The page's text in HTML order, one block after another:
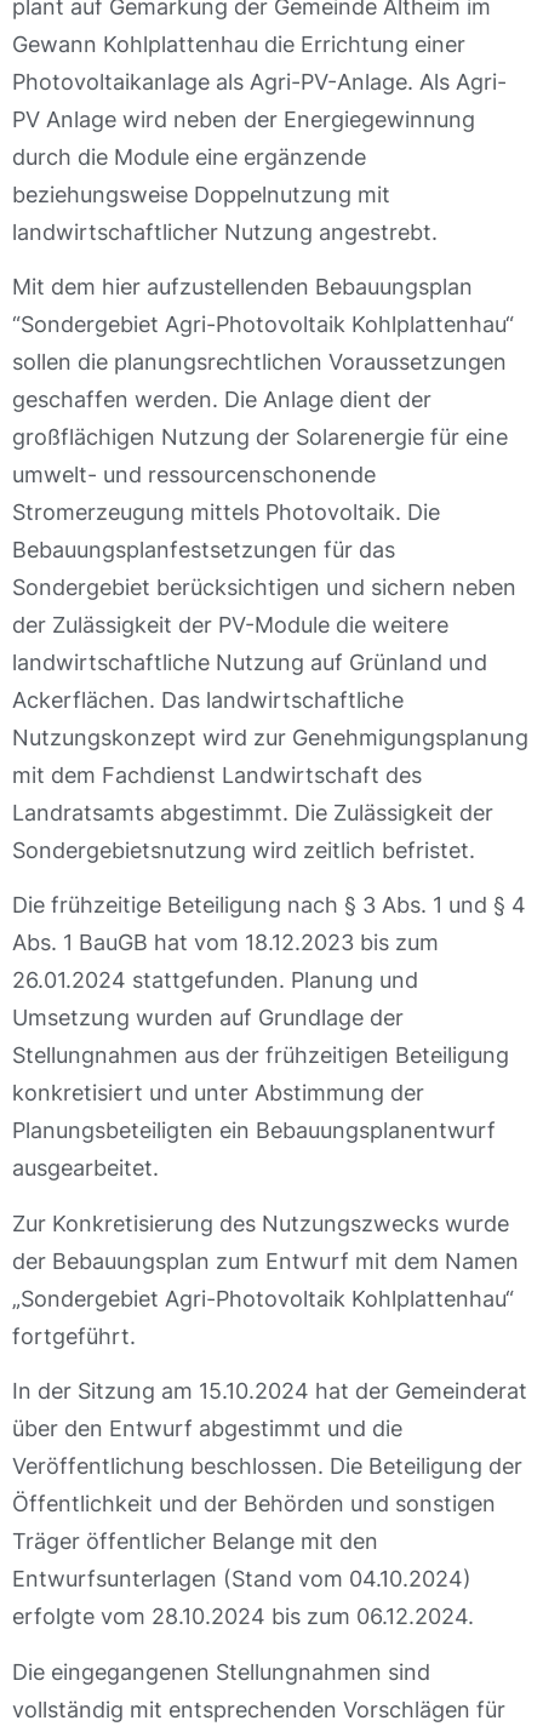
plant auf Gemarkung der Gemeinde Altheim im
Gewann Kohlplattenhau die Errichtung einer
Photovoltaikanlage als Agri-PV-Anlage. Als Agri-
PV Anlage wird neben der Energiegewinnung
durch die Module eine ergänzende
beziehungsweise Doppelnutzung mit
landwirtschaftlicher Nutzung angestrebt.
Mit dem hier aufzustellenden Bebauungsplan
“Sondergebiet Agri-Photovoltaik Kohlplattenhau“
sollen die planungsrechtlichen Voraussetzungen
geschaffen werden. Die Anlage dient der
großflächigen Nutzung der Solarenergie für eine
umwelt- und ressourcenschonende
Stromerzeugung mittels Photovoltaik. Die
Bebauungsplanfestsetzungen für das
Sondergebiet berücksichtigen und sichern neben
der Zulässigkeit der PV-Module die weitere
landwirtschaftliche Nutzung auf Grünland und
Ackerflächen. Das landwirtschaftliche
Nutzungskonzept wird zur Genehmigungsplanung
mit dem Fachdienst Landwirtschaft des
Landratsamts abgestimmt. Die Zulässigkeit der
Sondergebietsnutzung wird zeitlich befristet.
Die frühzeitige Beteiligung nach § 3 Abs. 1 und § 4
Abs. 1 BauGB hat vom 18.12.2023 bis zum
26.01.2024 stattgefunden. Planung und
Umsetzung wurden auf Grundlage der
Stellungnahmen aus der frühzeitigen Beteiligung
konkretisiert und unter Abstimmung der
Planungsbeteiligten ein Bebauungsplanentwurf
ausgearbeitet.
Zur Konkretisierung des Nutzungszwecks wurde
der Bebauungsplan zum Entwurf mit dem Namen
„Sondergebiet Agri-Photovoltaik Kohlplattenhau“
fortgeführt.
In der Sitzung am 15.10.2024 hat der Gemeinderat
über den Entwurf abgestimmt und die
Veröffentlichung beschlossen. Die Beteiligung der
Öffentlichkeit und der Behörden und sonstigen
Träger öffentlicher Belange mit den
Entwurfsunterlagen (Stand vom 04.10.2024)
erfolgte vom 28.10.2024 bis zum 06.12.2024.
Die eingegangenen Stellungnahmen sind
vollständig mit entsprechenden Vorschlägen für